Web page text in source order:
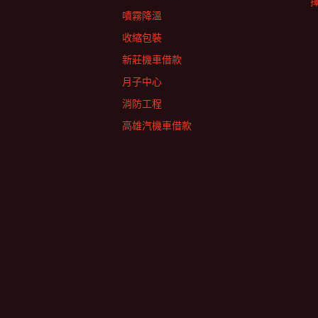
噴霧降溫
收縮包裝
新莊機車借款
月子中心
消防工程
高雄汽機車借款